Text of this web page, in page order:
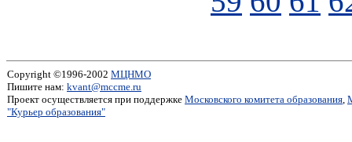
Copyright ©1996-2002 МЦНМО
Пишите нам: kvant@mccme.ru
Проект осуществляется при поддержке Московского комитета образования,
"Курьер образования"